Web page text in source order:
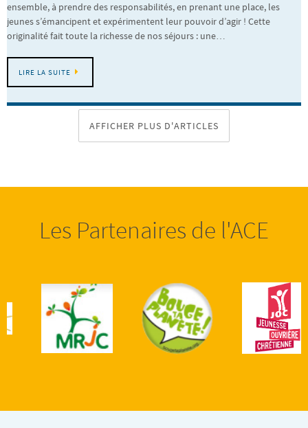
ensemble, à prendre des responsabilités, en prenant une place, les
jeunes s’émancipent et expérimentent leur pouvoir d’agir ! Cette
originalité fait toute la richesse de nos séjours : une…
LIRE LA SUITE
AFFICHER PLUS D'ARTICLES
Les Partenaires de l'ACE